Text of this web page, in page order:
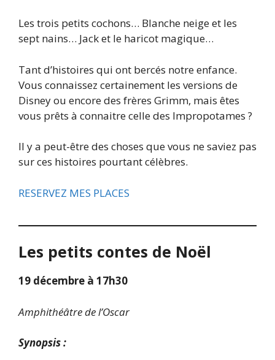
Les trois petits cochons… Blanche neige et les
sept nains… Jack et le haricot magique…
Tant d’histoires qui ont bercés notre enfance.
Vous connaissez certainement les versions de
Disney ou encore des frères Grimm, mais êtes
vous prêts à connaitre celle des Impropotames ?
Il y a peut-être des choses que vous ne saviez pas
sur ces histoires pourtant célèbres.
RESERVEZ MES PLACES
Les petits contes de Noël
19 décembre à 17h30
Amphithéâtre de l’Oscar
Synopsis :